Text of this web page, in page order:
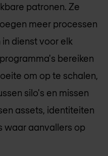
patronen. Ze
meer processen
dienst voor elk
bereiken
om op te schalen,
silo's en missen
assets, identiteiten
waar aanvallers op